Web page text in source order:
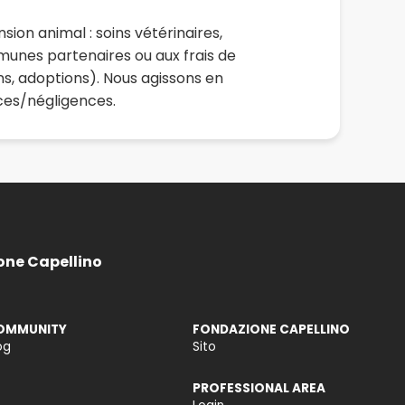
animal : soins vétérinaires,
partenaires ou aux frais de
adoptions). Nous agissons en
négligences.
Capellino
FONDAZIONE CAPELLINO
Sito
PROFESSIONAL AREA